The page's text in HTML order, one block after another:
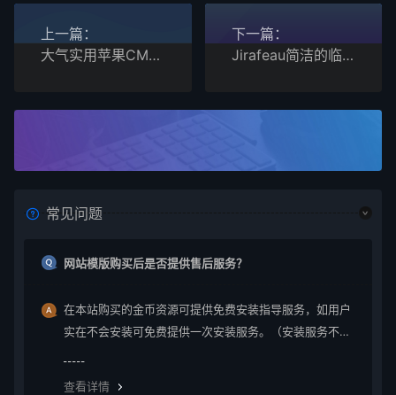
上一篇：
大气实用苹果CMSv10主题网站模板
下一篇：
Jirafeau简洁的临时在线PHP网盘程序
常见问题
网站模版购买后是否提供售后服务？
在本站购买的金币资源可提供免费安装指导服务，如用户
实在不会安装可免费提供一次安装服务。（安装服务不包
查看详情